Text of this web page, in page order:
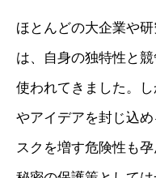
ほとんどの大企業や
は、自身の独特性と
使われてきました。
やアイデアを封じ込
スクを増す危険性も